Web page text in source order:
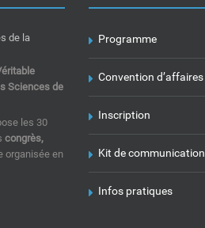
Sciences de
les 30
congrès,
organisée en
Programme
Convention d’affaires
Inscription
Kit de communication
Infos pratiques